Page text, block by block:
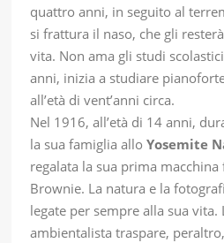
quattro anni, in seguito al
si frattura il naso, che gli
vita. Non ama gli studi
anni, inizia a studiare
all’età di vent’anni circa.
Nel 1916, all’età di 14 anni,
la sua famiglia alloYosemite
regalata la sua prima
Brownie. La natura e la
legate per sempre alla sua vita.
ambientalista traspare,